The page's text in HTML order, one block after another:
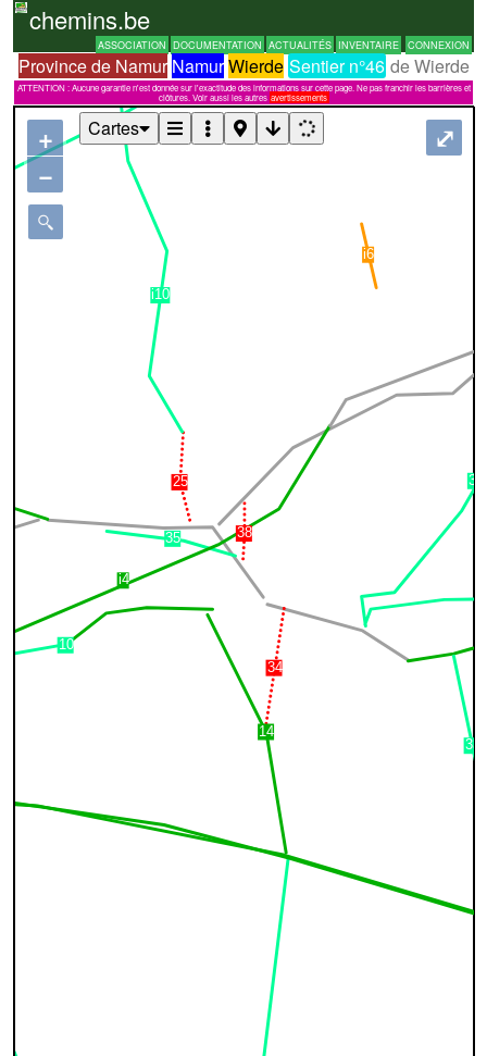
chemins.be
ASSOCIATION DOCUMENTATION ACTUALITÉS INVENTAIRE CONNEXION
Province de Namur NamurWierde Sentier n°46 de Wierde
ATTENTION : Aucune garantie n'est donnée sur l'exactitude des informations sur cette page. Ne pas franchir les barrières et
clôtures. Voir aussi les autres avertissements
+
−
⤢
Cartes